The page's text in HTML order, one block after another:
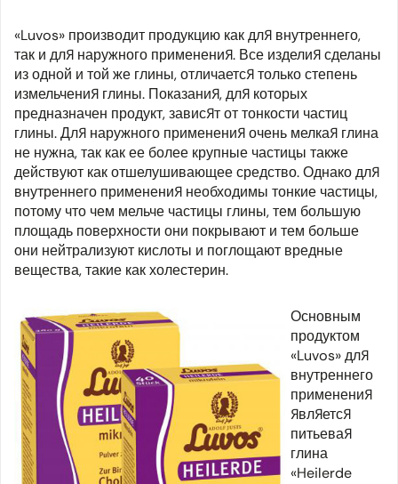
«Luvos» производит продукцию как для внутреннего,
так и для наружного применения. Все изделия сделаны
из одной и той же глины, отличается только степень
измельчения глины. Показания, для которых
предназначен продукт, зависят от тонкости частиц
глины. Для наружного применения очень мелкая глина
не нужна, так как ее более крупные частицы также
действуют как отшелушивающее средство. Однако для
внутреннего применения необходимы тонкие частицы,
потому что чем мельче частицы глины, тем большую
площадь поверхности они покрывают и тем больше
они нейтрализуют кислоты и поглощают вредные
вещества, такие как холестерин.
Основным
продуктом
«Luvos» для
внутреннего
применения
является
питьевая
глина
«Heilerde